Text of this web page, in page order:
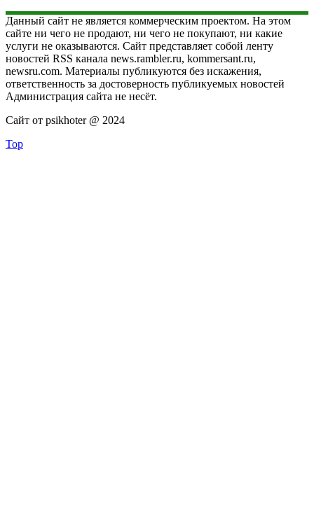
Данный сайт не является коммерческим проектом. На этом
сайте ни чего не продают, ни чего не покупают, ни какие
услуги не оказываются. Сайт представляет собой ленту
новостей RSS канала news.rambler.ru, kommersant.ru,
newsru.com. Материалы публикуются без искажения,
ответственность за достоверность публикуемых новостей
Администрация сайта не несёт.
Сайт от psikhoter @ 2024
Top